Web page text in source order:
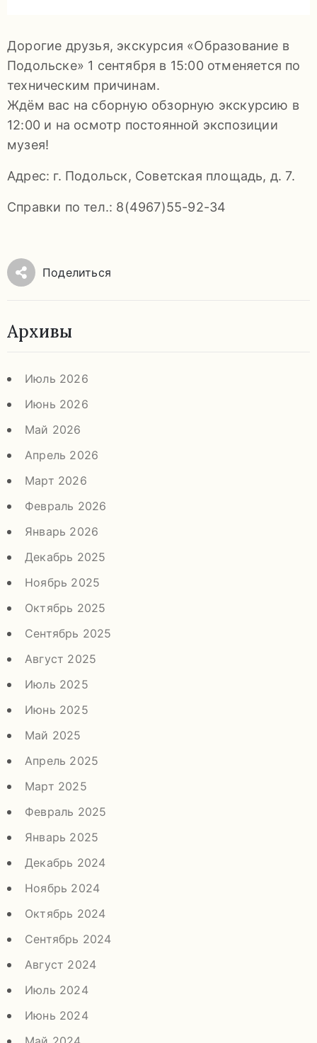
8
(4967)
55-
92-
34
pdls_mukpmuzey@mosreg.ru
конфиденциальности
Дорогие друзья, экскурсия «Образование в
Подольске» 1 сентября в 15:00 отменяется по
техническим причинам.
Ждём вас на сборную обзорную экскурсию в
12:00 и на осмотр постоянной экспозиции
музея!
Адрес: г. Подольск, Советская площадь, д. 7.
Справки по тел.: 8(4967)55-92-34
Поделиться
Архивы
Июль 2026
Июнь 2026
Май 2026
Апрель 2026
Март 2026
Февраль 2026
Январь 2026
Декабрь 2025
Ноябрь 2025
Октябрь 2025
Сентябрь 2025
Август 2025
Июль 2025
Июнь 2025
Май 2025
Апрель 2025
Март 2025
Февраль 2025
Январь 2025
Декабрь 2024
Ноябрь 2024
Октябрь 2024
Сентябрь 2024
Август 2024
Июль 2024
Июнь 2024